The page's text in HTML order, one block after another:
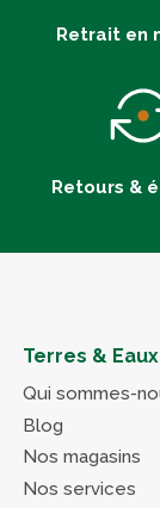
Retrait en
Retours &
Terres & Eaux
Qui sommes-
Blog
Nos magasins
Nos services